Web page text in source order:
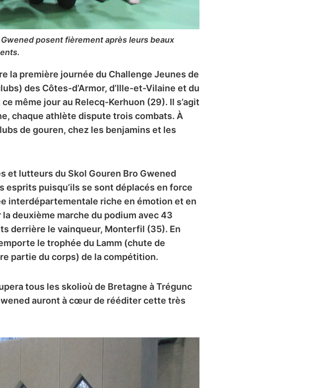
posent fièrement après leurs beaux
la première journée du Challenge Jeunes de
des Côtes-d’Armor, d’Ille-et-Vilaine et du
même jour au Relecq-Kerhuon (29). Il s’agit
chaque athlète dispute trois combats. À
de gouren, chez les benjamins et les
et lutteurs du Skol Gouren Bro Gwened
esprits puisqu’ils se sont déplacés en force
interdépartementale riche en émotion et en
deuxième marche du podium avec 43
derrière le vainqueur, Monterfil (35). En
le trophée du Lamm (chute de
partie du corps) de la compétition.
tous les skolioù de Bretagne à Trégunc
auront à cœur de rééditer cette très